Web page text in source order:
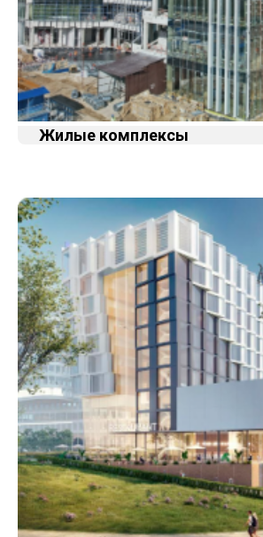
Жилые комплексы